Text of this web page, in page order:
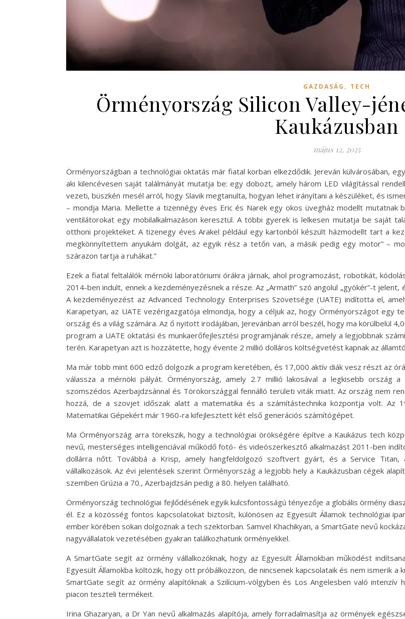
GAZDASÁG , TECH
Örményország Silicon Valley-
Kaukázusban
május 12, 2025
Örményországban a technológiai oktatás már fiatal korban elkezdődik. Jereván külvárosában,
aki kilencévesen saját találmányát mutatja be: egy dobozt, amely három LED világítással
vezeti, büszkén mesél arról, hogy Slavik megtanulta, hogyan lehet irányítani a készüléket, és
– mondja Maria. Mellette a tizennégy éves Eric és Narek egy okos üvegház modellt
ventilátorokat egy mobilalkalmazáson keresztül. A többi gyerek is lelkesen mutatja be saját
otthoni projekteket. A tizenegy éves Arakel például egy kartonból készült házmodellt tart a
megkönnyítettem anyukám dolgát, az egyik rész a tetőn van, a másik pedig egy motor” –
szárazon tartja a ruhákat.”
Ezek a fiatal feltalálók mérnöki laboratóriumi órákra járnak, ahol programozást, robotikát,
2014-ben indult, ennek a kezdeményezésnek a része. Az „Armath” szó angolul „gyökér”-t
A kezdeményezést az Advanced Technology Enterprises Szövetsége (UATE) indította el,
Karapetyan, az UATE vezérigazgatója elmondja, hogy a céljuk az, hogy Örményországot egy
ország és a világ számára. Az ő nyitott irodájában, Jerevánban arról beszél, hogy ma körülbelül
program a UATE oktatási és munkaerőfejlesztési programjának része, amely a legjobbnak
terén. Karapetyan azt is hozzátette, hogy évente 2 millió dolláros költségvetést kapnak az
Ma már több mint 600 edző dolgozik a program keretében, és 17,000 aktív diák vesz részt az
válassza a mérnöki pályát. Örményország, amely 2.7 millió lakosával a legkisebb ország
szomszédos Azerbajdzsánnal és Törökországgal fennálló területi viták miatt. Az ország nem
hozzá, de a szovjet időszak alatt a matematika és a számítástechnika központja volt. Az
Matematikai Gépekért már 1960-ra kifejlesztett két első generációs számítógépet.
Ma Örményország arra törekszik, hogy a technológiai örökségére építve a Kaukázus tech
nevű, mesterséges intelligenciával működő fotó- és videószerkesztő alkalmazást 2011-ben
dollárra nőtt. Továbbá a Krisp, amely hangfeldolgozó szoftvert gyárt, és a Service
vállalkozások. Az évi jelentések szerint Örményország a legjobb hely a Kaukázusban cégek
szemben Grúzia a 70., Azerbajdzsán pedig a 80. helyen található.
Örményország technológiai fejlődésének egyik kulcsfontosságú tényezője a globális örmény
él. Ez a közösség fontos kapcsolatokat biztosít, különösen az Egyesült Államok technológiai
ember körében sokan dolgoznak a tech szektorban. Samvel Khachikyan, a SmartGate nevű
nagyvállalatok vezetésében gyakran találkozhatunk örményekkel.
A SmartGate segít az örmény vállalkozóknak, hogy az Egyesült Államokban működést
Egyesült Államokba költözik, hogy ott próbálkozzon, de nincsenek kapcsolataik és nem ismerik a
SmartGate segít az örmény alapítóknak a Szilícium-völgyben és Los Angelesben való
piacon teszteli termékeit.
Irina Ghazaryan, a Dr Yan nevű alkalmazás alapítója, amely forradalmasítja az örmények